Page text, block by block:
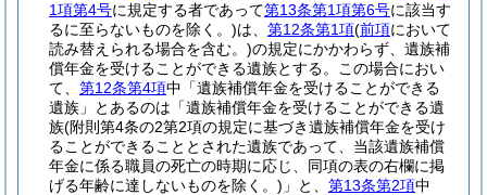
1項第4号に規定する者であって第13条第1項第6号に該当す
るに至らないものを除く。)は、 第12条第1項(前項において
読み替えられる場合を含む。)の規定にかかわらず、遺族補
償年金を受けることができる遺族とする。
この場合におい
て、 第12条第4項中「遺族補償年金を受けることができる
遺族」とあるのは「遺族補償年金を受けることができる遺
族(附則第4条の2第2項の規定に基づき遺族補償年金を受け
ることができることとされた遺族であって、当該遺族補償
年金に係る職員の死亡の時期に応じ、同項の表の右欄に掲
げる年齢に達しないものを除く。) 」と、 第13条第2項中